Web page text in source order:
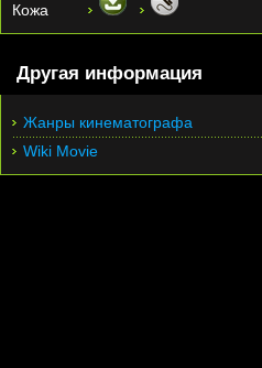
Кожа
Другая информация
Жанры кинематографа
Wiki Movie